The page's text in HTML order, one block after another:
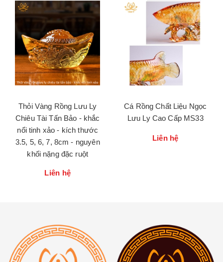
Thỏi Vàng Rồng Lưu Ly
Chiêu Tài Tấn Bảo - khắc
nổi tinh xảo - kích thước
3.5, 5, 6, 7, 8cm - nguyên
khối nặng đặc ruột
Liên hệ
Cá Rồng Chất Liệu Ngọc
Lưu Ly Cao Cấp MS33
Liên hệ